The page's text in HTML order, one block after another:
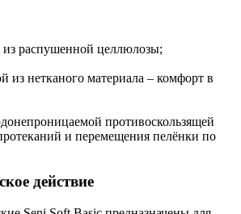
распушенной целлюлозы;
из нетканого материала – комфорт в
противоскользящей
и перемещения пелёнки по
действие